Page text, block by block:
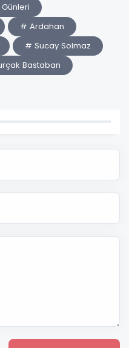
Günleri
# Ardahan
# Sucay Solmaz
Bastaban